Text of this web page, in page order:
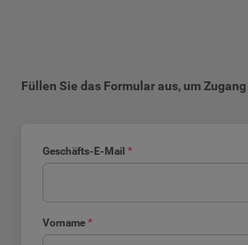
Geschäfts-E-Mail *
Vorname *
Füllen Sie das Formular aus, um